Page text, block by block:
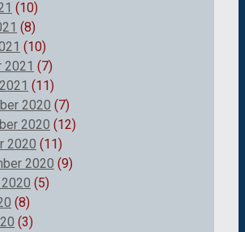
(10)
(8)
(10)
2021 (7)
(11)
2020 (7)
2020 (12)
2020 (11)
2020 (9)
(5)
(8)
(3)